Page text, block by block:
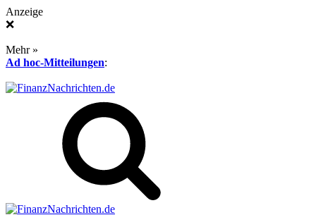
Anzeige
❌
Mehr »
Ad hoc-Mitteilungen: